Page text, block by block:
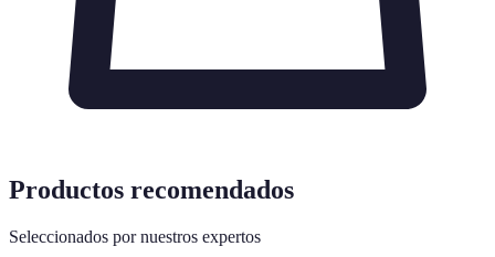
Productos recomendados
Seleccionados por nuestros expertos